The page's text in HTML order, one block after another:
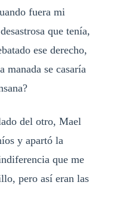
fuera mi
que tenía,
ese derecho,
manada se casaría
del otro, Mael
y apartó la
que me
pero así eran las